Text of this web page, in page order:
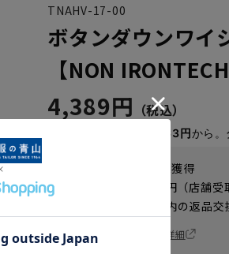
TNAHV-17-00
ボタンダウンワイ
【NON
4,389円
月々1,463円から
pt獲得
円（店舗受
日以内の返品交
一部対象外商品あり
お届け日を調べる 詳細